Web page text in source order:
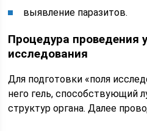
выявление паразитов.
Процедура проведения
исследования
Для подготовки «поля
него гель, способствующий
структур органа. Далее